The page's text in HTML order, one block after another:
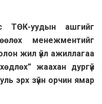
ТӨК-уудын ашгийг
менежментийг
жил үйл ажиллагаа
жаахан дургүй
эрх зүйн орчин ямар